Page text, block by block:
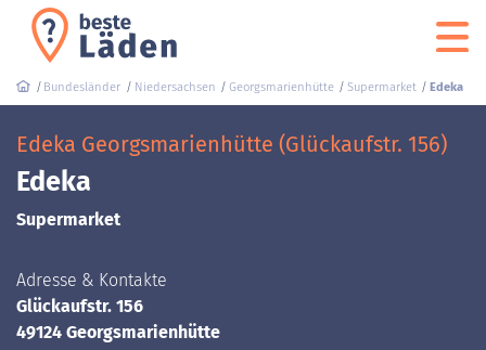
Bundesländer Niedersachsen Georgsmarienhütte Supermarket Edeka
Edeka Georgsmarienhütte (Glückaufstr. 156)
Edeka
Supermarket
Adresse & Kontakte
Glückaufstr. 156
49124 Georgsmarienhütte